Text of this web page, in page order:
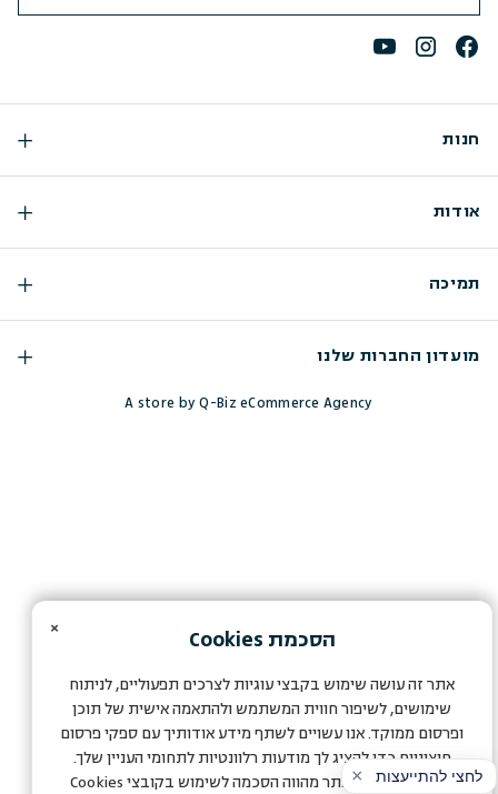
חנות
אודות
תמיכה
מועדון החברות שלנו
A store by Q-Biz eCommerce Agency
× הסכמת Cookies
אתר זה עושה שימוש בקבצי עוגיות לצרכים תפעוליים, לניתוח
שימושים, לשיפור חווית המשתמש ולהתאמה אישית של תוכן
ופרסום ממוקד. אנו עשויים לשתף מידע אודותיך עם ספקי פרסום
חיצוניים כדי להציג לך מודעות רלוונטיות לתחומי העניין שלך.
המשך הגלישה באתר מהווה הסכמה לשימוש בקובצי Cookies